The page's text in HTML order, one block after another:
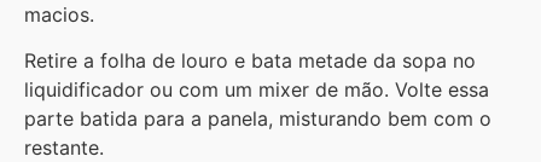
macios.
Retire a folha de louro e bata metade da sopa no
liquidificador ou com um mixer de mão. Volte essa
parte batida para a panela, misturando bem com o
restante.